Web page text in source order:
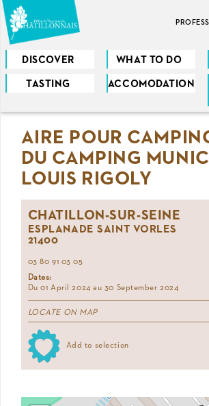
Skip
to
main
content
DISCOVER WHAT TO DO
TASTING ACCOMODATION
are
here
AIRE POUR
DU CAMPING
LOUIS RIGOLY
CHATILLON-SUR-SEINE
ESPLANADE SAINT VORLES
21400
03 80 91 03 05
Dates:
Du 01 April 2024 au 30 September 2024
LOCATE ON MAP
Add to selection